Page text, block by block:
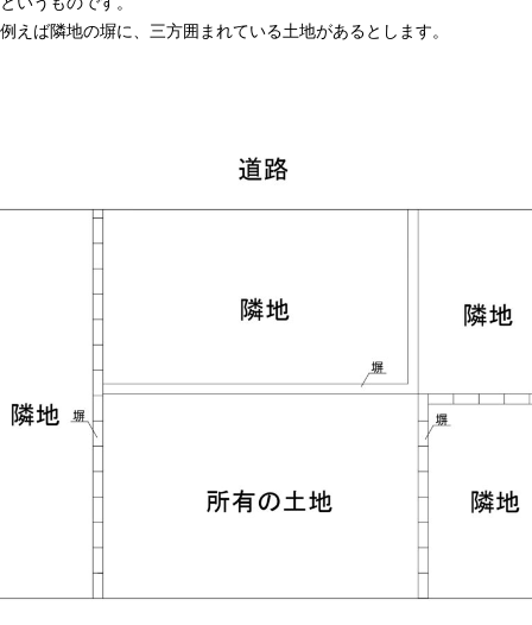
例えば隣地の塀に、三方囲まれている土地があるとします。